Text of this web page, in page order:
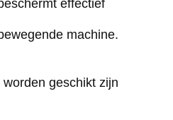
effectief
machine.
geschikt zijn